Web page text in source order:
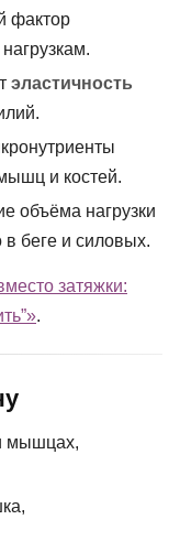
фактор
эластичность
и костей.
объёма нагрузки
беге и силовых.
затяжки:
.
мышцах,